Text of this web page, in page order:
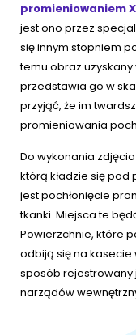
promieniowaniem
jest ono przez
się innym stopniem
temu obraz
przedstawia go w
przyjąć, że im
promieniowania
Do wykonania
którą kładzie się pod
jest pochłonięcie
tkanki. Miejsca te
Powierzchnie, które
odbiją się na kasecie
sposób
narządów